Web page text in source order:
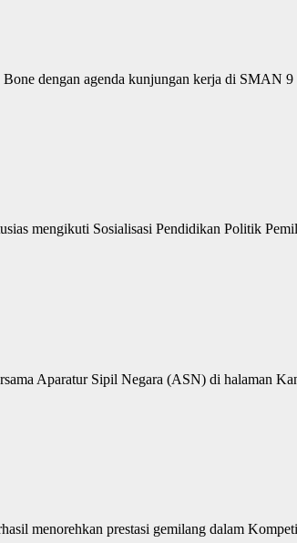
dengan agenda kunjungan kerja di SMAN
mengikuti Sosialisasi Pendidikan Politik
Aparatur Sipil Negara (ASN) di halaman
menorehkan prestasi gemilang dalam